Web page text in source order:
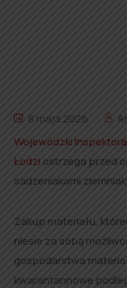
8 maja 2026
Wojewódzki
Łodzi ostrzega przed
sadzeniakami
Zakup materiału,
niesie za sobą
gospodarstwa
kwarantannowe